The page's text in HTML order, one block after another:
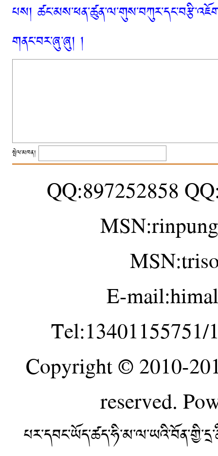
པས།
གནང་བར་ཞུ་ཞུ། །
སྤེལ་མཁན།
QQ:897252858
E-
Tel:13401155751/
Copyright © 2010-
reserved.